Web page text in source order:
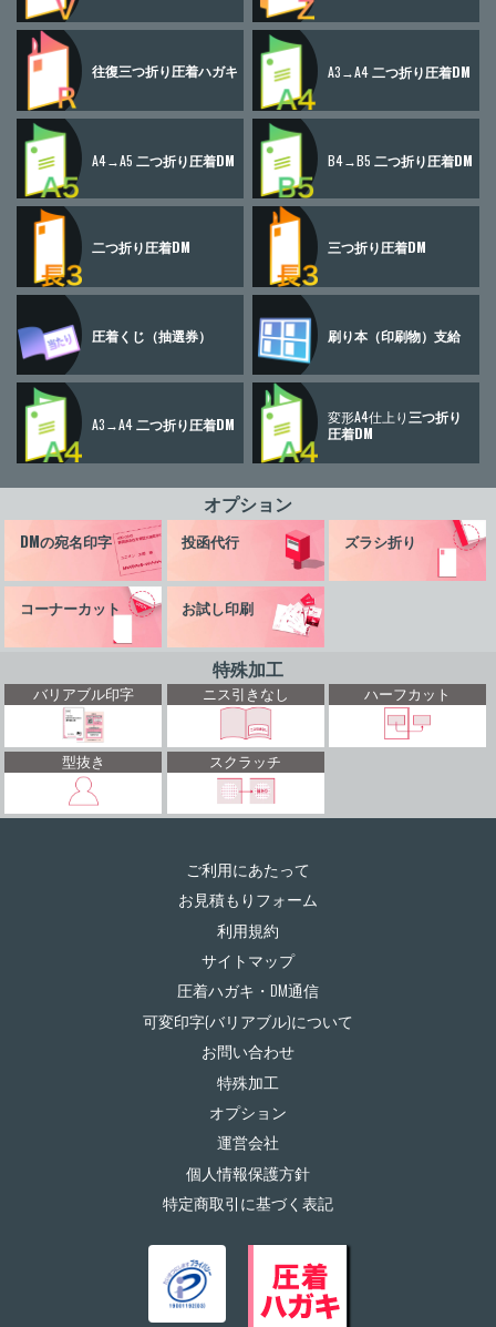
往復三つ折り圧着ハガキ A3→A4二つ折り圧着DM
A4→A5 二つ折り圧着DM B4→B5 二つ折り圧着DM
二つ折り圧着DM 三つ折り圧着DM
圧着くじ （抽選券） 刷り本（印刷物） 支給
A3→A4二つ折り圧着DM 変形A4仕上り 三つ折り
圧着DM
オプション
DMの宛名印字 投函代行 ズラシ折り
コーナーカット お試し印刷
特殊加工
バリアブル印字 ニス引きなし ハーフカット
型抜き スクラッチ
ご利用にあたって
お見積もりフォーム
利用規約
サイトマップ
圧着ハガキ・DM通信
可変印字(バリアブル)について
お問い合わせ
特殊加工
オプション
運営会社
個人情報保護方針
特定商取引に基づく表記